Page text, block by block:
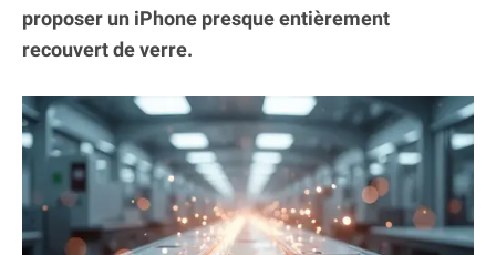
proposer un iPhone presque entièrement
recouvert de verre.